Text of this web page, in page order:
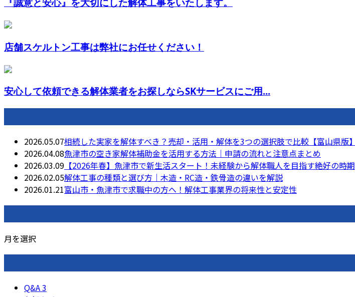
店舗スケルトン工事は弊社にお任せください！
安心して依頼できる解体業者をお探しならSKサービスにご用...
2026.05.07相続した実家を解体すべき？売却・活用・解体を3つの選択肢で比較【富山県版】
2026.04.08魚津市の空き家解体補助金を活用する方法｜申請の流れと注意点まとめ
2026.03.09 【2026年春】魚津市で新生活スタート！未経験から解体職人を目指す絶好の時期
2026.02.05解体工事の種類と選び方｜木造・RC造・鉄骨造の違いを解説
2026.01.21富山市・魚津市で求職中の方へ！解体工事業界の将来性と安定性
月を選択
Q&A3